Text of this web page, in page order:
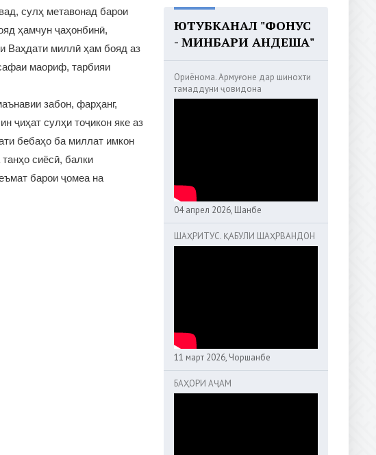
сулҳ метавонад барои
ҳамчун ҷаҳонбинӣ,
Ваҳдати миллӣ ҳам бояд аз
маориф, тарбияи
забон, фарҳанг,
ҷиҳат сулҳи тоҷикон яке аз
бебаҳо ба миллат имкон
сиёсӣ, балки
барои ҷомеа на
ЮТУБКАНАЛ "ФОНУС
- МИНБАРИ АНДЕША"
Ориёнома. Армуғоне дар шинохти
тамаддуни ҷовидона
04 апрел 2026, Шанбе
ШАҲРИТУС. ҚАБУЛИ ШАҲРВАНДОН
11 март 2026, Чоршанбе
БАҲОРИ АҶАМ